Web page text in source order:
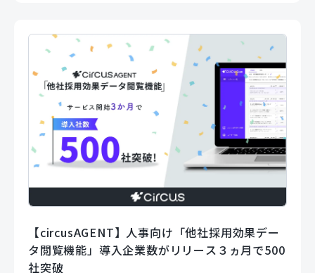
【circusAGENT】人事向け「他社採用効果デー
タ閲覧機能」導入企業数がリリース３ヵ月で500
社突破